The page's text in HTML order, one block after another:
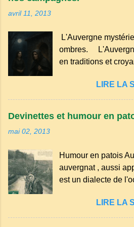
Pas de fioritures ...
cerises. Prévoyez
sucre un verre de
g de beurre.
cerises sans les
séchez-les sur un
avril 11, 2013
L'Auvergne
ombres.
en traditions et
marqué ses
pain retourné.
voisins se hâtent de
aperçoit, il remet le
mais il doit payer
qu’il y a de
d’Ambert). Les
deux chemins se
LIRE LA
Devinettes et humour en
mai 02, 2013
Humour en patois
auvergnat , aussi
est un dialecte de
certaines parties du
appartient à la
LIRE LA